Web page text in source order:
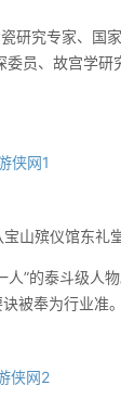
究专家、国
员、故宫学
山殡仪馆东礼堂
”的泰斗级人
被奉为行业准。